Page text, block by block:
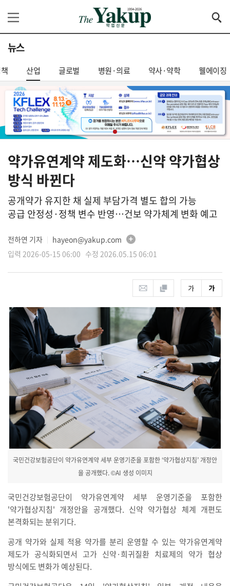
뉴스
산업 글로벌 병원·의료 약사·약학 웰에이징
약가유연계약 제도화…신약 약가협상
방식 바뀐다
공개약가 유지한 채 실제 부담가격 별도 합의 가능
공급 안정성·정책 변수 반영…건보 약가체계 변화 예고
전하연 기자
hayeon@yakup.com
입력 2026-05-15 06:00 수정 2026.05.15 06:01
국민건강보험공단이 약가유연계약 세부 운영기준을 포함한 ‘약가협상지침’ 개정안
을 공개했다. ©AI 생성 이미지
국민건강보험공단이 약가유연계약 세부 운영기준을 포함한
'약가협상지침' 개정안을 공개했다. 신약 약가협상 체계 개편도
본격화되는 분위기다.
공개 약가와 실제 적용 약가를 분리 운영할 수 있는 약가유연계약
제도가 공식화되면서 고가 신약·희귀질환 치료제의 약가 협상
방식에도 변화가 예상된다.